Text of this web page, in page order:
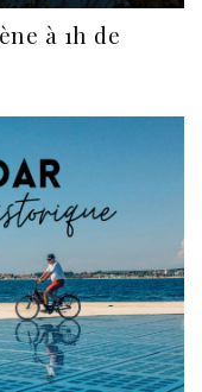
à 1h de